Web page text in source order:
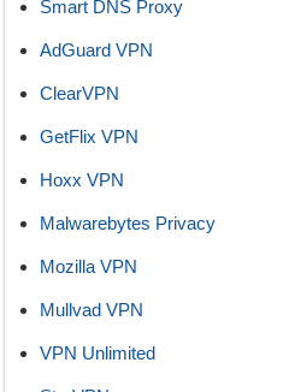
Smart DNS Proxy
AdGuard VPN
ClearVPN
GetFlix VPN
Hoxx VPN
Malwarebytes Privacy
Mozilla VPN
Mullvad VPN
VPN Unlimited